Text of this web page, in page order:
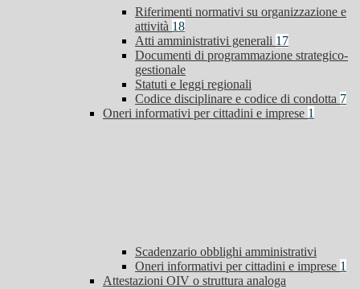
Riferimenti normativi su organizzazione e
attività 18
Atti amministrativi generali 17
Documenti di programmazione strategico-
gestionale
Statuti e leggi regionali
Codice disciplinare e codice di condotta 7
Oneri informativi per cittadini e imprese 1
Scadenzario obblighi amministrativi
Oneri informativi per cittadini e imprese 1
Attestazioni OIV o struttura analoga